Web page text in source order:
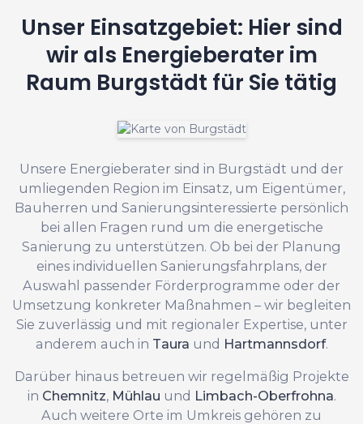
Unser Einsatzgebiet: Hier sind
wir als Energieberater im
Raum Burgstädt für Sie tätig
Unsere Energieberater sind in Burgstädt und der
umliegenden Region im Einsatz, um Eigentümer,
Bauherren und Sanierungsinteressierte persönlich
bei allen Fragen rund um die energetische
Sanierung zu unterstützen. Ob bei der Planung
eines individuellen Sanierungsfahrplans, der
Auswahl passender Förderprogramme oder der
Umsetzung konkreter Maßnahmen – wir begleiten
Sie zuverlässig und mit regionaler Expertise, unter
anderem auch in Taura und Hartmannsdorf.
Darüber hinaus betreuen wir regelmäßig Projekte
in Chemnitz, Mühlau und Limbach-Oberfrohna.
Auch weitere Orte im Umkreis gehören zu